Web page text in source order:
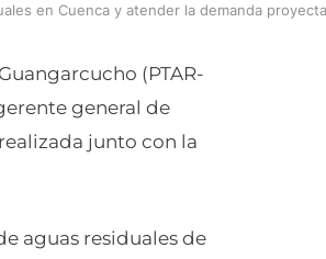
en Cuenca y atender la demanda
(PTAR-
general de
junto con la
aguas residuales de